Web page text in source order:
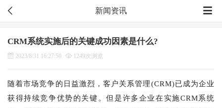
新闻资讯
CRM系统实施后的关键成功因素是什么?
2023/8/31 16:27:50 1249次浏览
随着市场竞争的日益激烈，客户关系管理(CRM)已成为企业
获得持续竞争优势的关键。但是许多企业在实施CRM系统